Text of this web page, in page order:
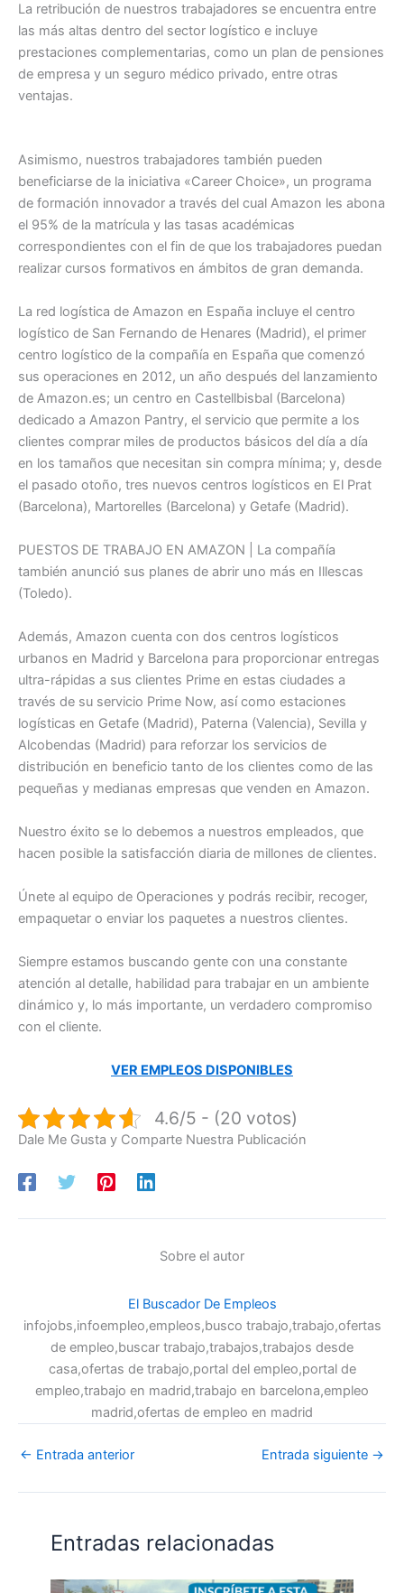
La retribución de nuestros trabajadores se encuentra entre
las más altas dentro del sector logístico e incluye
prestaciones complementarias, como un plan de pensiones
de empresa y un seguro médico privado, entre otras
ventajas.
Asimismo, nuestros trabajadores también pueden
beneficiarse de la iniciativa «Career Choice», un programa
de formación innovador a través del cual Amazon les abona
el 95% de la matrícula y las tasas académicas
correspondientes con el fin de que los trabajadores puedan
realizar cursos formativos en ámbitos de gran demanda.
La red logística de Amazon en España incluye el centro
logístico de San Fernando de Henares (Madrid), el primer
centro logístico de la compañía en España que comenzó
sus operaciones en 2012, un año después del lanzamiento
de Amazon.es; un centro en Castellbisbal (Barcelona)
dedicado a Amazon Pantry, el servicio que permite a los
clientes comprar miles de productos básicos del día a día
en los tamaños que necesitan sin compra mínima; y, desde
el pasado otoño, tres nuevos centros logísticos en El Prat
(Barcelona), Martorelles (Barcelona) y Getafe (Madrid).
PUESTOS DE TRABAJO EN AMAZON | La compañía
también anunció sus planes de abrir uno más en Illescas
(Toledo).
Además, Amazon cuenta con dos centros logísticos
urbanos en Madrid y Barcelona para proporcionar entregas
ultra-rápidas a sus clientes Prime en estas ciudades a
través de su servicio Prime Now, así como estaciones
logísticas en Getafe (Madrid), Paterna (Valencia), Sevilla y
Alcobendas (Madrid) para reforzar los servicios de
distribución en beneficio tanto de los clientes como de las
pequeñas y medianas empresas que venden en Amazon.
Nuestro éxito se lo debemos a nuestros empleados, que
hacen posible la satisfacción diaria de millones de clientes.
Únete al equipo de Operaciones y podrás recibir, recoger,
empaquetar o enviar los paquetes a nuestros clientes.
Siempre estamos buscando gente con una constante
atención al detalle, habilidad para trabajar en un ambiente
dinámico y, lo más importante, un verdadero compromiso
con el cliente.
VER EMPLEOS DISPONIBLES
4.6/5 - (20 votos)
Dale Me Gusta y Comparte Nuestra Publicación
Sobre el autor
El Buscador De Empleos
infojobs,infoempleo,empleos,busco trabajo,trabajo,ofertas
de empleo,buscar trabajo,trabajos,trabajos desde
casa,ofertas de trabajo,portal del empleo,portal de
empleo,trabajo en madrid,trabajo en barcelona,empleo
madrid,ofertas de empleo en madrid
← Entrada anterior Entrada siguiente →
Entradas relacionadas